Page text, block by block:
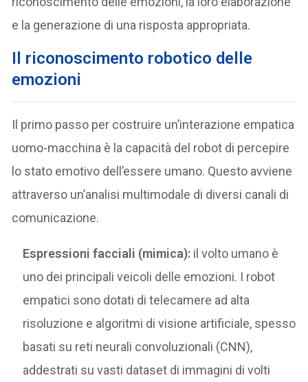
e la generazione di una risposta appropriata.
Il riconoscimento robotico delle
emozioni
Il primo passo per costruire un’interazione empatica
uomo-macchina è la capacità del robot di percepire
lo stato emotivo dell’essere umano. Questo avviene
attraverso un’analisi multimodale di diversi canali di
comunicazione.
Espressioni facciali (mimica): il volto umano è
uno dei principali veicoli delle emozioni. I robot
empatici sono dotati di telecamere ad alta
risoluzione e algoritmi di visione artificiale, spesso
basati su reti neurali convoluzionali (CNN),
addestrati su vasti dataset di immagini di volti